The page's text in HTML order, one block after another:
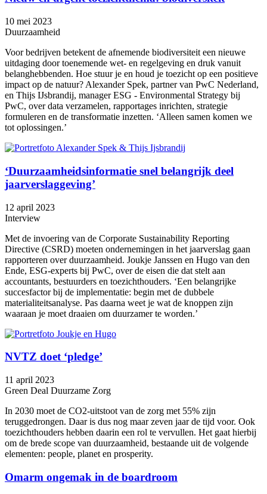
10 mei 2023
Duurzaamheid
Voor bedrijven betekent de afnemende biodiversiteit een nieuwe
uitdaging door toenemende wet- en regelgeving en druk vanuit
belanghebbenden. Hoe stuur je en houd je toezicht op een positieve
impact op de natuur? Alexander Spek, partner van PwC Nederland,
en Thijs IJsbrandij, manager ESG - Environmental Strategy bij
PwC, over data verzamelen, rapportages inrichten, strategie
formuleren en de transformatie inzetten. ‘Alleen samen komen we
tot oplossingen.’
‘Duurzaamheidsinformatie snel belangrijk deel
jaarverslaggeving’
12 april 2023
Interview
Met de invoering van de Corporate Sustainability Reporting
Directive (CSRD) moeten ondernemingen in het jaarverslag gaan
rapporteren over duurzaamheid. Joukje Janssen en Hugo van den
Ende, ESG-experts bij PwC, over de eisen die dat stelt aan
accountants, bestuurders en toezichthouders. ‘Een belangrijke
succesfactor bij de implementatie: begin met de dubbele
materialiteitsanalyse. Pas daarna weet je wat de knoppen zijn
waaraan je moet draaien om duurzamer te worden.’
NVTZ doet ‘pledge’
11 april 2023
Green Deal Duurzame Zorg
In 2030 moet de CO2-uitstoot van de zorg met 55% zijn
teruggedrongen. Daar is dus nog maar zeven jaar de tijd voor. Ook
toezichthouders hebben daarin een rol te vervullen. Het gaat hierbij
om de brede scope van duurzaamheid, bestaande uit de volgende
elementen: people, planet en prosperity.
Omarm ongemak in de boardroom